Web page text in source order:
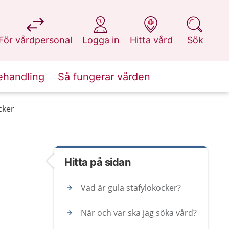
vårdpersonal
på 1177.se
Logga in
på 1177.se
Hitta vård
på 1177.se
Sök
på 1177.se
Så fungerar vården
Hitta på sidan
Vad är gula stafylokocker?
När och var ska jag söka vård?